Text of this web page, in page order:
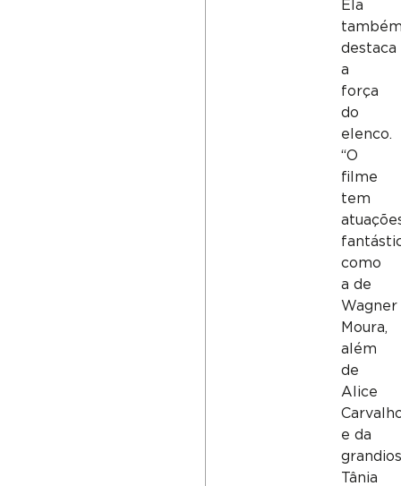
Ela
destaca
a
força
do
elenco.
“O
filme
tem
como
a de
Wagner
Moura,
além
de
Alice
e da
Tânia